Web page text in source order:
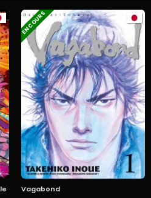
EN COURS
Vagabond